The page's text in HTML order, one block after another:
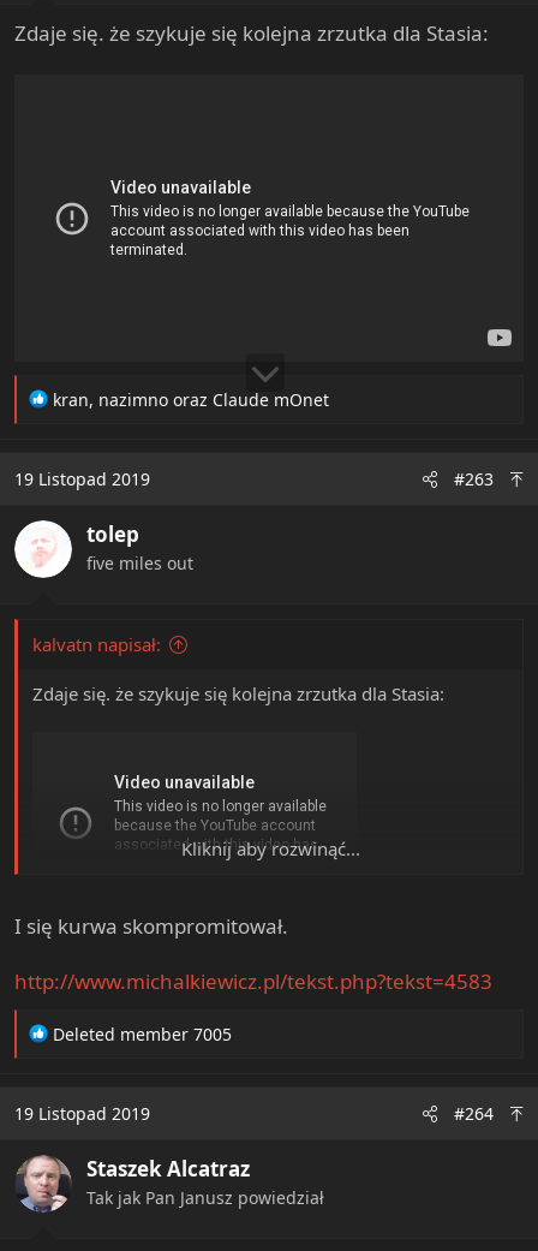
Zdaje się. że szykuje się kolejna zrzutka dla Stasia:
R
t
o
n
s
kran, nazimno oraz Claude mOnet
19 Listopad 2019 #263
tolep
five miles out
kalvatn napisał:
Zdaje się. że szykuje się kolejna zrzutka dla Stasia:
Kliknij aby rozwinąć...
I się kurwa skompromitował.
http://www.michalkiewicz.pl/tekst.php?tekst=4583
R
t
o
n
s
Deleted member 7005
19 Listopad 2019 #264
Staszek Alcatraz
Tak jak Pan Janusz powiedział